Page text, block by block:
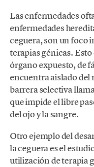
Las enfermedades
enfermedades
ceguera, son un foco
terapias génicas. Esto
órgano expuesto, de
encuentra aislado del
barrera selectiva
que impide el libre
del ojo y la sangre.
Otro ejemplo del
la ceguera es el
utilización de terapia